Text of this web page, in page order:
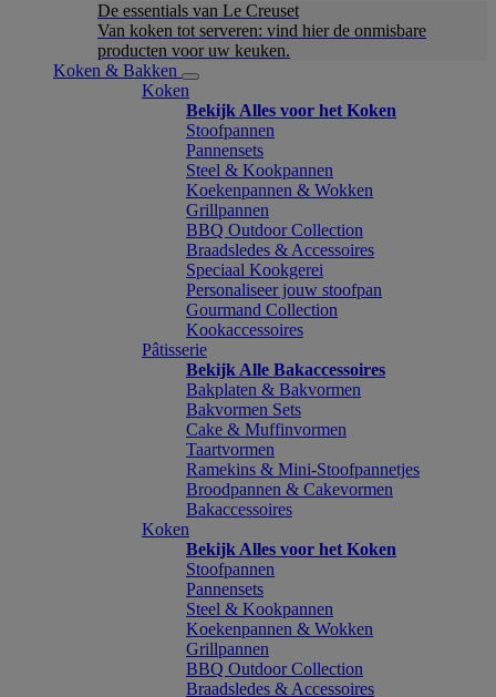
De essentials van Le Creuset
Van koken tot serveren: vind hier de onmisbare
producten voor uw keuken.
Koken & Bakken
Koken
Bekijk Alles voor het Koken
Stoofpannen
Pannensets
Steel & Kookpannen
Koekenpannen & Wokken
Grillpannen
BBQ Outdoor Collection
Braadsledes & Accessoires
Speciaal Kookgerei
Personaliseer jouw stoofpan
Gourmand Collection
Kookaccessoires
Pâtisserie
Bekijk Alle Bakaccessoires
Bakplaten & Bakvormen
Bakvormen Sets
Cake & Muffinvormen
Taartvormen
Ramekins & Mini-Stoofpannetjes
Broodpannen & Cakevormen
Bakaccessoires
Koken
Bekijk Alles voor het Koken
Stoofpannen
Pannensets
Steel & Kookpannen
Koekenpannen & Wokken
Grillpannen
BBQ Outdoor Collection
Braadsledes & Accessoires